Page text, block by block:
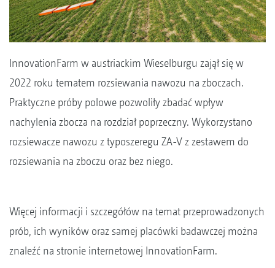
InnovationFarm w austriackim Wieselburgu zajął się w
2022 roku tematem rozsiewania nawozu na zboczach.
Praktyczne próby polowe pozwoliły zbadać wpływ
nachylenia zbocza na rozdział poprzeczny. Wykorzystano
rozsiewacze nawozu z typoszeregu ZA-V z zestawem do
rozsiewania na zboczu oraz bez niego.
Więcej informacji i szczegółów na temat przeprowadzonych
prób, ich wyników oraz samej placówki badawczej można
znaleźć na stronie internetowej InnovationFarm.